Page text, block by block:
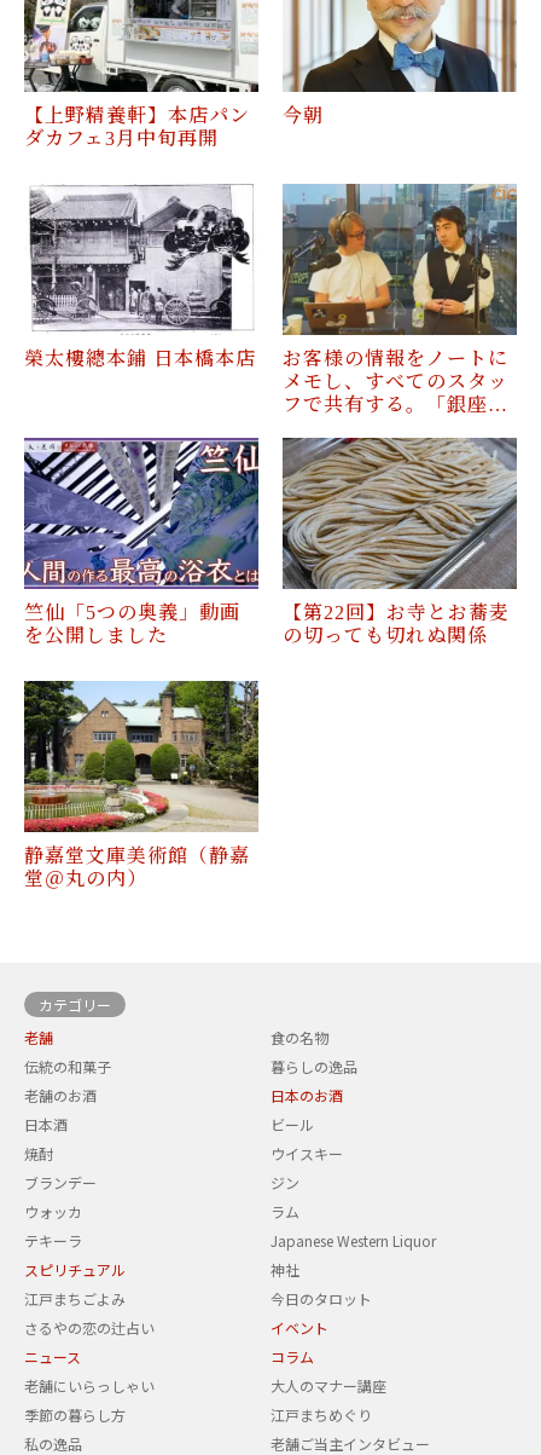
【上野精養軒】本店パン
ダカフェ3月中旬再開
今朝
榮太樓總本鋪 日本橋本店
お客様の情報をノートに
メモし、すべてのスタッ
フで共有する。「銀座…
竺仙「5つの奥義」動画
を公開しました
【第22回】お寺とお蕎麦
の切っても切れぬ関係
静嘉堂文庫美術館（静嘉
堂＠丸の内）
カテゴリー
老舗
食の名物
伝統の和菓子
暮らしの逸品
老舗のお酒
日本のお酒
日本酒
ビール
焼酎
ウイスキー
ブランデー
ジン
ウォッカ
ラム
テキーラ
Japanese Western Liquor
スピリチュアル
神社
江戸まちごよみ
今日のタロット
さるやの恋の辻占い
イベント
ニュース
コラム
老舗にいらっしゃい
大人のマナー講座
季節の暮らし方
江戸まちめぐり
私の逸品
老舗ご当主インタビュー